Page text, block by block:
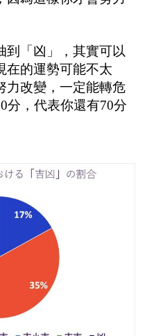
到「凶」，其實可以
在的運勢可能不太
力改變，一定能轉危
分，代表你還有70分